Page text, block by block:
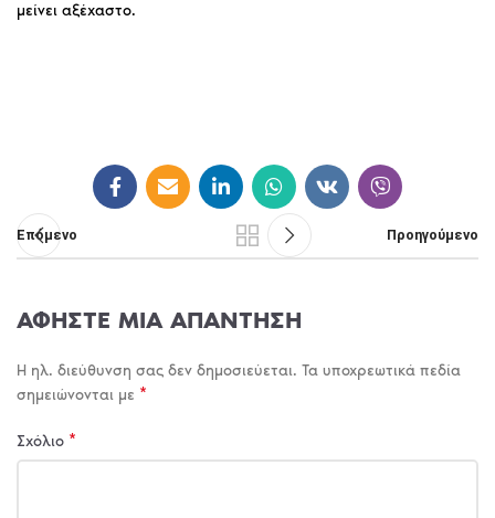
μείνει αξέχαστο.
Επόμενο Προηγούμενο
ΑΦΉΣΤΕ ΜΙΑ ΑΠΆΝΤΗΣΗ
Η ηλ. διεύθυνση σας δεν δημοσιεύεται. Τα υποχρεωτικά πεδία
σημειώνονται με *
Σχόλιο *